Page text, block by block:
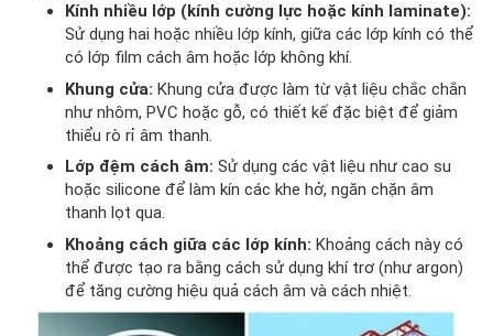
Kính nhiều lớp (kính cường lực hoặc kính laminate):
Sử dụng hai hoặc nhiều lớp kính, giữa các lớp kính có thể
có lớp film cách âm hoặc lớp không khí.
Khung cửa: Khung cửa được làm từ vật liệu chắc chắn
như nhôm, PVC hoặc gỗ, có thiết kế đặc biệt để giảm
thiểu rò rỉ âm thanh.
Lớp đệm cách âm: Sử dụng các vật liệu như cao su
hoặc silicone để làm kín các khe hở, ngăn chặn âm
thanh lọt qua.
Khoảng cách giữa các lớp kính: Khoảng cách này có
thể được tạo ra bằng cách sử dụng khí trơ (như argon)
để tăng cường hiệu quả cách âm và cách nhiệt.